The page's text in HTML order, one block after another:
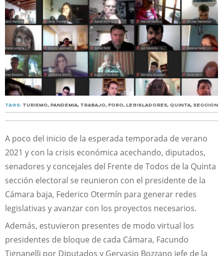
TAGS: TURISMO, PANDEMIA, TRABAJO, FORO, LEGISLADORES, QUINTA, SECCION
A poco del inicio de la esperada temporada de verano
2021 y con la crisis económica acechando, diputados,
senadores y concejales del Frente de Todos de la Quinta
sección electoral se reunieron con el presidente de la
Cámara baja, Federico Otermín para generar redes
legislativas y avanzar con los proyectos necesarios.
Además, estuvieron presentes de modo virtual los
presidentes de bloque de cada Cámara, Facundo
Tignanelli por Diputados y Gervasio Bozzano jefe de la